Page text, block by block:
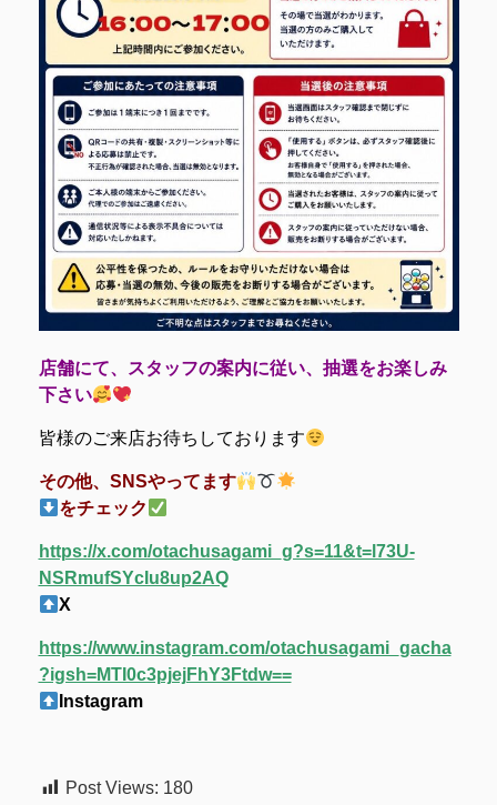
店舗にて、スタッフの案内に従い、抽選をお楽しみ
下さい
皆様のご来店お待ちしております
その他、SNSやってます
をチェック
https://x.com/otachusagami_g?s=11&t=l73U-
NSRmufSYcIu8up2AQ
X
https://www.instagram.com/otachusagami_gacha
?igsh=MTI0c3pjejFhY3Ftdw==
Instagram
Post Views: 180